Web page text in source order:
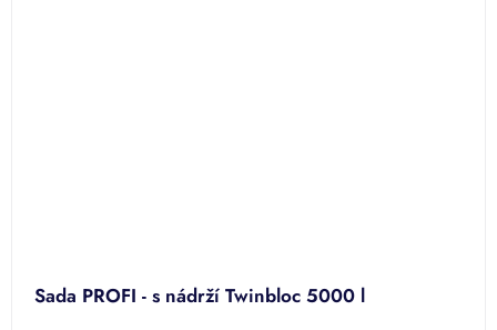
Sada PROFI - s nádrží Twinbloc 5000 l